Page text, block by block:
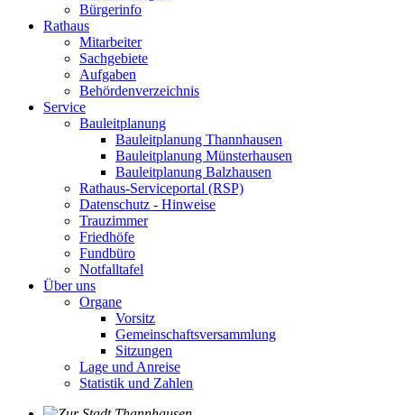
Bürgerinfo
Rathaus
Mitarbeiter
Sachgebiete
Aufgaben
Behördenverzeichnis
Service
Bauleitplanung
Bauleitplanung Thannhausen
Bauleitplanung Münsterhausen
Bauleitplanung Balzhausen
Rathaus-Serviceportal (RSP)
Datenschutz - Hinweise
Trauzimmer
Friedhöfe
Fundbüro
Notfalltafel
Über uns
Organe
Vorsitz
Gemeinschaftsversammlung
Sitzungen
Lage und Anreise
Statistik und Zahlen